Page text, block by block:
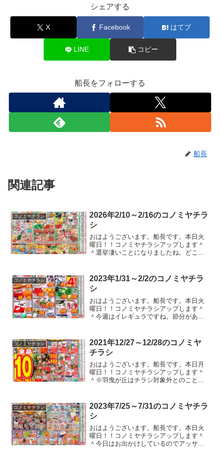
シェアする
X Facebook はてブ
LINE コピー
船長をフォローする
船長
関連記事
コノミヤチラシ
2026年2/10～2/16のコノミヤチラ
シ
おはようございます。船長です。本日火
曜日！！コノミヤチラシアップします＾
＾選挙凄いことになりましたね。どこの
がりまくってとんでもないことになって
てウハウハ！！ではない私...
コノミヤチラシ
2023年1/31～2/2のコノミヤチラ
シ
おはようございます。船長です。本日火
曜日！！コノミヤチラシアップします＾
＾今週はイレギュラですね。節分がある
ラシ入るかもですね。話は変わって、最
近、玉子と牛乳が高くて困...
コノミヤチラシ
2021年12/27～12/28のコノミヤ
チラシ
おはようございます。船長です。本日月
曜日！！コノミヤチラシアップします＾
＾※羽曳が丘はチラシ対象外とのこと。
せん。そんなこんなでチラシをドン！！
とりま、私はお酒買いに行...
コノミヤチラシ
2023年7/25～7/31のコノミヤチラ
シ
おはようございます。船長です。本日火
曜日！！コノミヤチラシアップします＾
＾今日はお出かけしているのでアッサリ